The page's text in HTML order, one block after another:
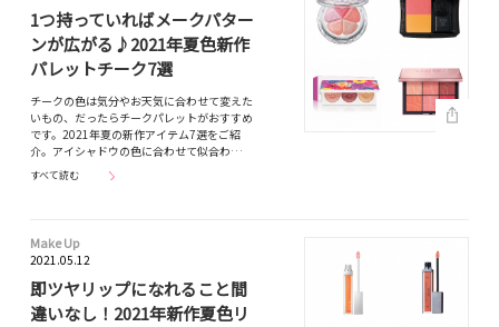
1つ持っていればメークパター
ンが広がる♪2021年夏色新作
パレットチーク7選
チークの色は気分やお天気に合わせて変えた
いもの、だったらチークパレットがおすすめ
です。2021年夏の新作アイテム7選をご紹
介。アイシャドウの色に合わせて似合わ…
すべて読む
Make Up
2021.05.12
即ツヤリップになれること間
違いなし！2021年新作夏色リ